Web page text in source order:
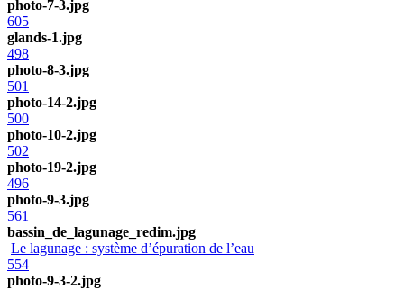
photo-7-3.jpg
605
glands-1.jpg
498
photo-8-3.jpg
501
photo-14-2.jpg
500
photo-10-2.jpg
502
photo-19-2.jpg
496
photo-9-3.jpg
561
bassin_de_lagunage_redim.jpg
Le lagunage : système d’épuration de l’eau
554
photo-9-3-2.jpg